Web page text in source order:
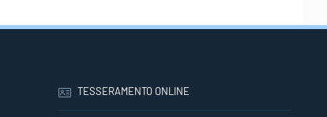
TESSERAMENTO ONLINE